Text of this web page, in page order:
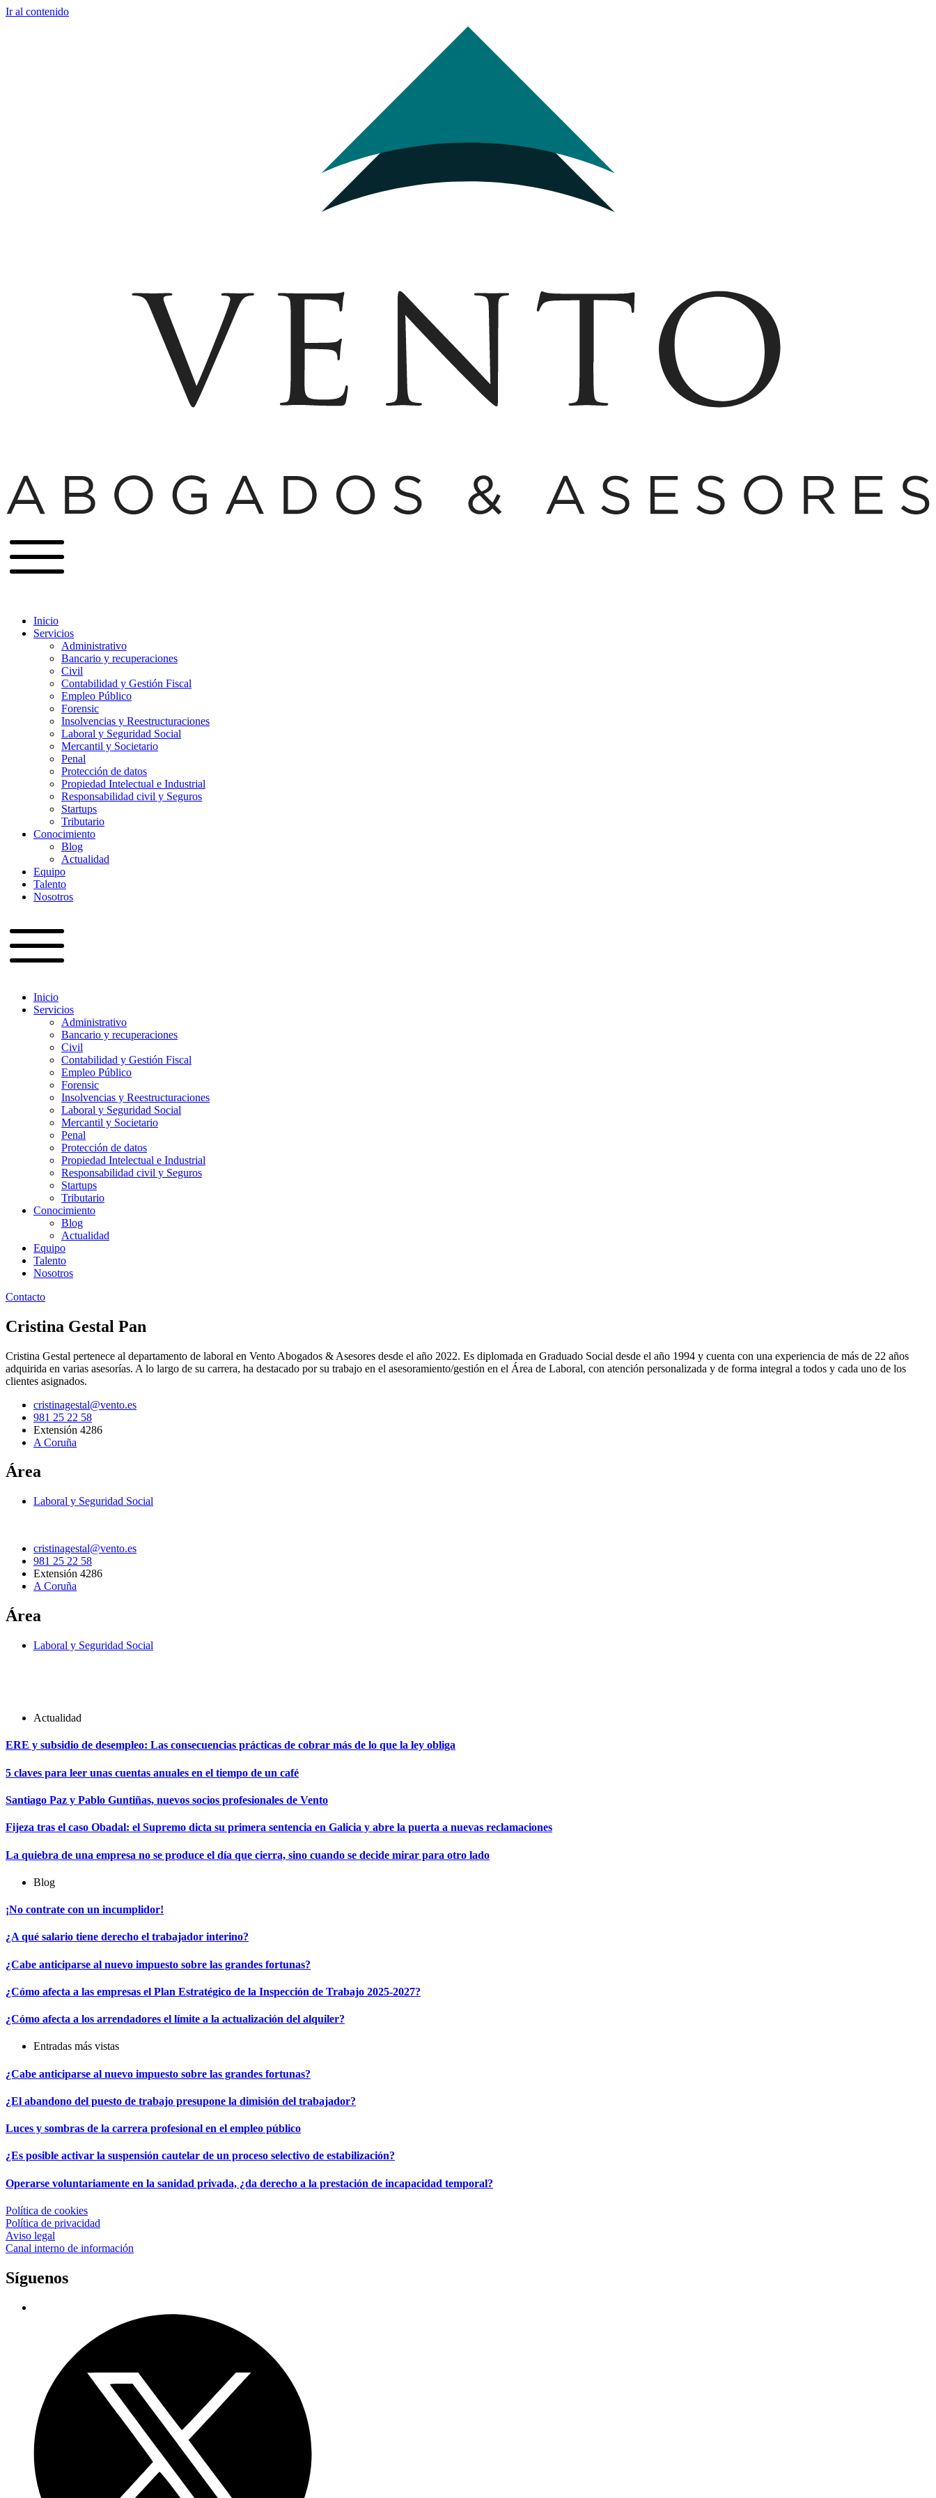
Ir al contenido
Inicio
Servicios
Administrativo
Bancario y recuperaciones
Civil
Contabilidad y Gestión Fiscal
Empleo Público
Forensic
Insolvencias y Reestructuraciones
Laboral y Seguridad Social
Mercantil y Societario
Penal
Protección de datos
Propiedad Intelectual e Industrial
Responsabilidad civil y Seguros
Startups
Tributario
Conocimiento
Blog
Actualidad
Equipo
Talento
Nosotros
Inicio
Servicios
Administrativo
Bancario y recuperaciones
Civil
Contabilidad y Gestión Fiscal
Empleo Público
Forensic
Insolvencias y Reestructuraciones
Laboral y Seguridad Social
Mercantil y Societario
Penal
Protección de datos
Propiedad Intelectual e Industrial
Responsabilidad civil y Seguros
Startups
Tributario
Conocimiento
Blog
Actualidad
Equipo
Talento
Nosotros
Contacto
Cristina Gestal Pan
Cristina Gestal pertenece al departamento de laboral en Vento Abogados & Asesores desde el año 2022. Es diplomada en Graduado Social desde el año 1994 y cuenta con una experiencia de más de 22 años
adquirida en varias asesorías. A lo largo de su carrera, ha destacado por su trabajo en el asesoramiento/gestión en el Área de Laboral, con atención personalizada y de forma integral a todos y cada uno de los
clientes asignados.
cristinagestal@vento.es
981 25 22 58
Extensión 4286
A Coruña
Área
Laboral y Seguridad Social
cristinagestal@vento.es
981 25 22 58
Extensión 4286
A Coruña
Área
Laboral y Seguridad Social
Actualidad
ERE y subsidio de desempleo: Las consecuencias prácticas de cobrar más de lo que la ley obliga
5 claves para leer unas cuentas anuales en el tiempo de un café
Santiago Paz y Pablo Guntiñas, nuevos socios profesionales de Vento
Fijeza tras el caso Obadal: el Supremo dicta su primera sentencia en Galicia y abre la puerta a nuevas reclamaciones
La quiebra de una empresa no se produce el día que cierra, sino cuando se decide mirar para otro lado
Blog
¡No contrate con un incumplidor!
¿A qué salario tiene derecho el trabajador interino?
¿Cabe anticiparse al nuevo impuesto sobre las grandes fortunas?
¿Cómo afecta a las empresas el Plan Estratégico de la Inspección de Trabajo 2025-2027?
¿Cómo afecta a los arrendadores el límite a la actualización del alquiler?
Entradas más vistas
¿Cabe anticiparse al nuevo impuesto sobre las grandes fortunas?
¿El abandono del puesto de trabajo presupone la dimisión del trabajador?
Luces y sombras de la carrera profesional en el empleo público
¿Es posible activar la suspensión cautelar de un proceso selectivo de estabilización?
Operarse voluntariamente en la sanidad privada, ¿da derecho a la prestación de incapacidad temporal?
Política de cookies
Política de privacidad
Aviso legal
Canal interno de información
Síguenos